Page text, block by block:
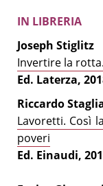
IN LIBRERIA
Joseph Stiglitz
Invertire la rotta.
Ed. Laterza,
Riccardo
Lavoretti. Così
poveri
Ed. Einaudi,